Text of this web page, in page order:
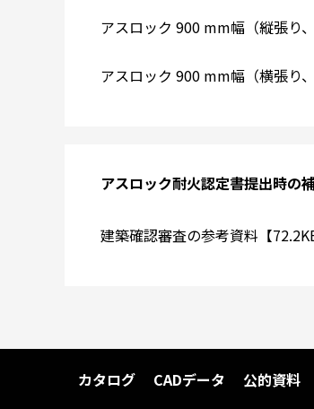
アスロック 900 mm幅（縦張り
アスロック 900 mm幅（横張り
アスロック耐火認定書提出時の
建築確認審査の参考資料【
カタログ CADデータ 公的資料